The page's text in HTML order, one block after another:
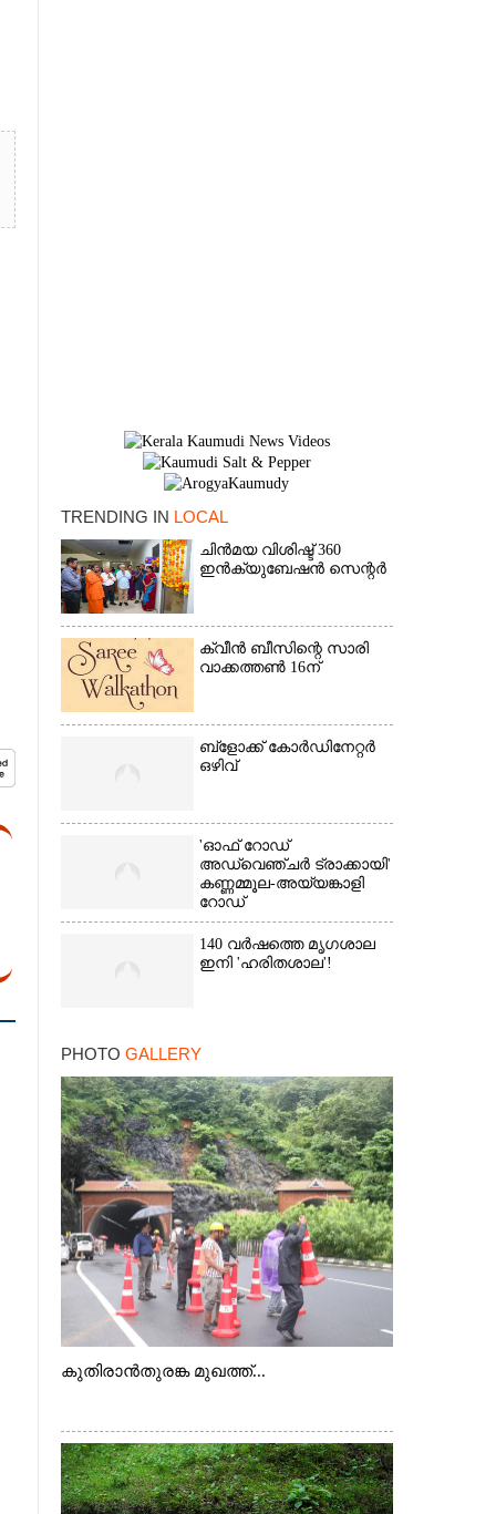
TRENDING IN LOCAL
ചിൻമയ വിശിഷ്ട് 360
ഇൻക്യുബേഷൻ സെന്റർ
ക്വീൻ ബീസിന്റെ സാരി
വാക്കത്തൺ 16ന്
ബ്‌ളോക്ക് കോർഡിനേറ്റർ
ഒഴിവ്
'ഓഫ് റോഡ്
അഡ്വെഞ്ചർ ട്രാക്കായി'
കണ്ണമ്മൂല-അയ്യങ്കാളി
റോഡ്
140 വർഷത്തെ മൃഗശാല
ഇനി 'ഹരിതശാല'!
PHOTO GALLERY
കുതിരാൻതുരങ്ക മുഖത്ത്...
×